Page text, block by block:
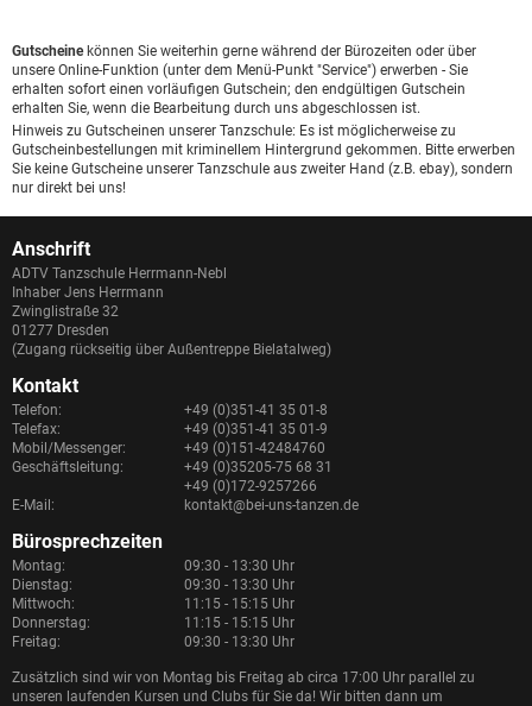
Gutscheinekönnen Sie weiterhin gerne während der Bürozeiten oder über
unsere Online-Funktion (unter dem Menü-Punkt "Service") erwerben - Sie
erhalten sofort einen vorläufigen Gutschein; den endgültigen Gutschein
erhalten Sie, wenn die Bearbeitung durch uns abgeschlossen ist.
Hinweis zu Gutscheinen unserer Tanzschule: Es ist möglicherweise zu
Gutscheinbestellungen mit kriminellem Hintergrund gekommen. Bitte erwerben
Sie keine Gutscheine unserer Tanzschule aus zweiter Hand (z.B. ebay), sondern
nur direkt bei uns!
Anschrift
ADTV Tanzschule Herrmann-Nebl
Inhaber Jens Herrmann
Zwinglistraße 32
01277 Dresden
(Zugang rückseitig über Außentreppe Bielatalweg)
Kontakt
Telefon:
+49 (0)351-41 35 01-8
Telefax:
+49 (0)351-41 35 01-9
Mobil/Messenger:
+49 (0)151-42484760
Geschäftsleitung:
+49 (0)35205-75 68 31
+49 (0)172-9257266
E-Mail:
kontakt@bei-uns-tanzen.de
Bürosprechzeiten
Montag:
09:30 - 13:30 Uhr
Dienstag:
09:30 - 13:30 Uhr
Mittwoch:
11:15 - 15:15 Uhr
Donnerstag:
11:15 - 15:15 Uhr
Freitag:
09:30 - 13:30 Uhr
Zusätzlich sind wir von Montag bis Freitag ab circa 17:00 Uhr parallel zu
unseren laufenden Kursen und Clubs für Sie da! Wir bitten dann um